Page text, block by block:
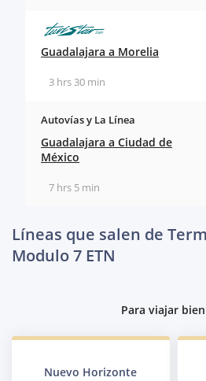
Guadalajara a Morelia
3 hrs 30 min
Autovías y La Línea
Guadalajara a Ciudad de
México
7 hrs 5 min
Líneas que salen de
Modulo 7 ETN
Para viajar bien
Nuevo Horizonte